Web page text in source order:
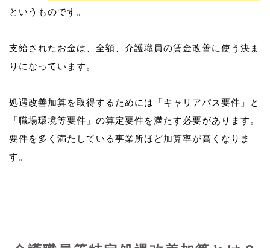
というものです。
支給されたお金は、全額、介護職員の賃金改善に使う決ま
りになっています。
処遇改善加算を取得するためには「キャリアパス要件」と
「職場環境等要件」の算定要件を満たす必要があります。
要件を多く満たしている事業所ほど加算率が高くなりま
す。